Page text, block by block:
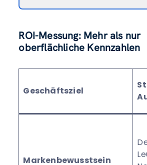
ROI-Messung: Mehr als nur
oberflächliche Kennzahlen
Geschäftsziel
Markenbewusstsein